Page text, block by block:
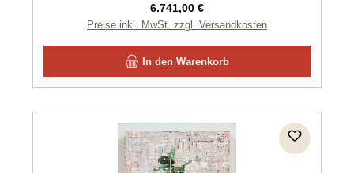
Regulärer Preis:
6.741,00 €
Preise inkl. MwSt. zzgl. Versandkosten
In den Warenkorb